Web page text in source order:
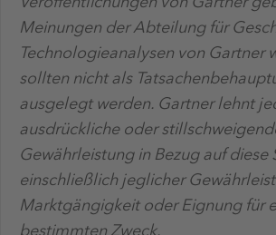
Meinungen der Abteilung für
Technologieanalysen von Gartner
sollten nicht als
ausgelegt werden. Gartner lehnt
ausdrückliche oder
Gewährleistung in Bezug auf diese
einschließlich jeglicher
Marktgängigkeit oder Eignung für
bestimmten Zweck.